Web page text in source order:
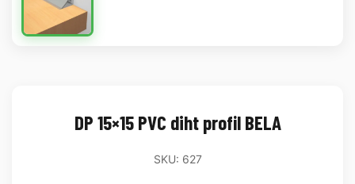
DP 15×15 PVC diht profil BELA
SKU: 627